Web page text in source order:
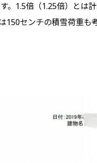
。1.5倍（1.25倍）とは
150センチの積雪荷重も